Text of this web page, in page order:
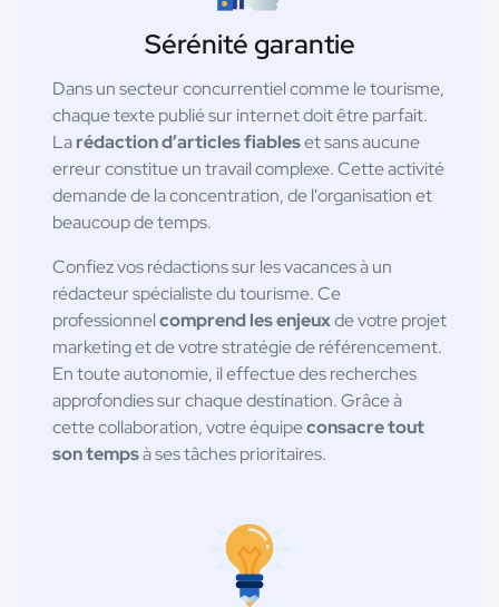
Sérénité garantie
Dans un secteur concurrentiel comme le tourisme,
chaque texte publié sur internet doit être parfait.
Larédaction d’articles fiableset sans aucune
erreur constitue un travail complexe. Cette activité
demande de la concentration, de l'organisation et
beaucoup de temps.
Confiez vos rédactions sur les vacances à un
rédacteur spécialiste du tourisme. Ce
professionnelcomprend les enjeuxde votre projet
marketing et de votre stratégie de référencement.
En toute autonomie, il effectue des recherches
approfondies sur chaque destination. Grâce à
cette collaboration, votre équipeconsacre tout
son tempsà ses tâches prioritaires.